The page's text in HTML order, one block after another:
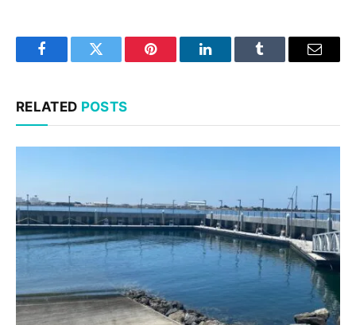
FacebookTwitter Pinterest LinkedInTumblr Email
RELATED POSTS